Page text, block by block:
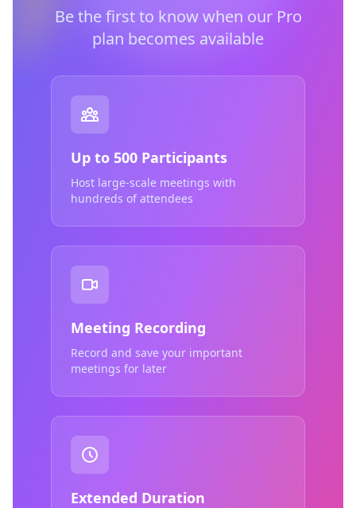
Be the first to know when our Pro
plan becomes available
Up to 500 Participants
Host large-scale meetings with
hundreds of attendees
Meeting Recording
Record and save your important
meetings for later
Extended Duration